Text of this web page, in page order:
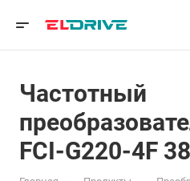
Частотный
FCI-G220-4F